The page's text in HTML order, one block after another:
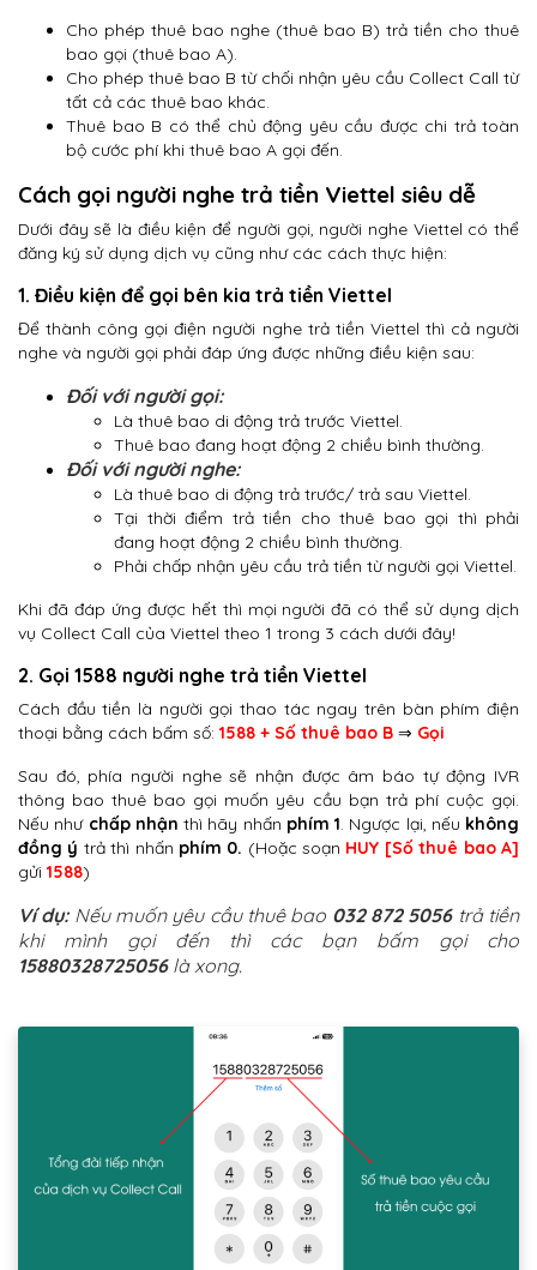
Cho phép thuê bao nghe (thuê bao B) trả tiền cho thuê
bao gọi (thuê bao A).
Cho phép thuê bao B từ chối nhận yêu cầu Collect Call từ
tất cả các thuê bao khác.
Thuê bao B có thể chủ động yêu cầu được chi trả toàn
bộ cước phí khi thuê bao A gọi đến.
Cách gọi người nghe trả tiền Viettel siêu dễ
Dưới đây sẽ là điều kiện để người gọi, người nghe Viettel có thể
đăng ký sử dụng dịch vụ cũng như các cách thực hiện:
1. Điều kiện để gọi bên kia trả tiền Viettel
Để thành công gọi điện người nghe trả tiền Viettel thì cả người
nghe và người gọi phải đáp ứng được những điều kiện sau:
Đối với người gọi:
Là thuê bao di động trả trước Viettel.
Thuê bao đang hoạt động 2 chiều bình thường.
Đối với người nghe:
Là thuê bao di động trả trước/ trả sau Viettel.
Tại thời điểm trả tiền cho thuê bao gọi thì phải
đang hoạt động 2 chiều bình thường.
Phải chấp nhận yêu cầu trả tiền từ người gọi Viettel.
Khi đã đáp ứng được hết thì mọi người đã có thể sử dụng dịch
vụ Collect Call của Viettel theo 1 trong 3 cách dưới đây!
2. Gọi 1588 người nghe trả tiền Viettel
Cách đầu tiền là người gọi thao tác ngay trên bàn phím điện
thoại bằng cách bấm số: 1588 + Số thuê bao B ⇒ Gọi
Sau đó, phía người nghe sẽ nhận được âm báo tự động IVR
thông bao thuê bao gọi muốn yêu cầu bạn trả phí cuộc gọi.
Nếu như chấp nhận thì hãy nhấn phím 1. Ngược lại, nếu không
đồng ý trả thì nhấn phím 0. (Hoặc soạn HUY [Số thuê bao A]
gửi 1588)
Ví dụ:Nếu muốn yêu cầu thuê bao 032 872 5056trả tiền
khi mình gọi đến thì các bạn bấm gọi cho
15880328725056là xong.